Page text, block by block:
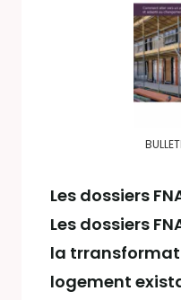
Les dossiers
Les dossiers
la
logement